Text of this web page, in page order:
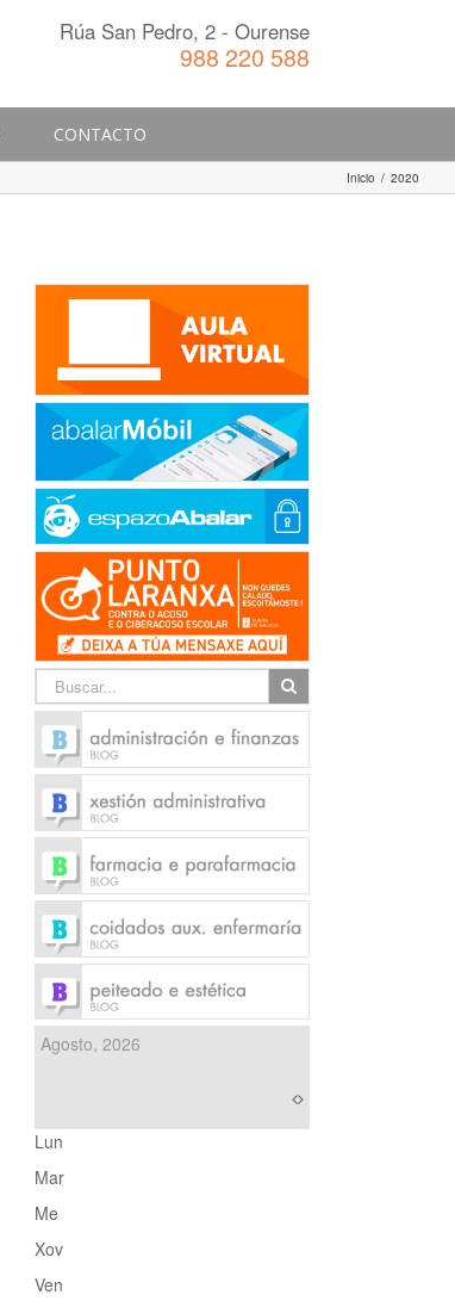
Rúa San Pedro, 2 - Ourense
988 220 588
CONTACTO
Inicio / 2020
Agosto, 2026
Lun
Mar
Me
Xov
Ven